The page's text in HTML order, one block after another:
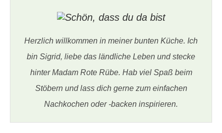
Herzlich willkommen in meiner bunten Küche. Ich
bin Sigrid, liebe das ländliche Leben und stecke
hinter Madam Rote Rübe. Hab viel Spaß beim
Stöbern und lass dich gerne zum einfachen
Nachkochen oder -backen inspirieren.